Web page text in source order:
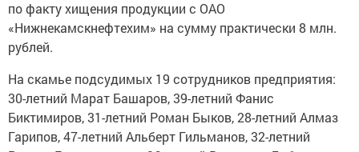
по факту хищения продукции с ОАО
«Нижнекамскнефтехим» на сумму практически 8 млн.
рублей.
На скамье подсудимых 19 сотрудников предприятия:
30-летний Марат Башаров, 39-летний Фанис
Биктимиров, 31-летний Роман Быков, 28-летний Алмаз
Гарипов, 47-летний Альберт Гильманов, 32-летний